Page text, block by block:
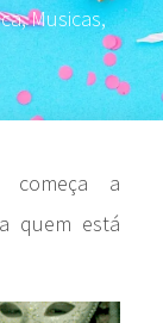
,Musicas,
começa a
quem está